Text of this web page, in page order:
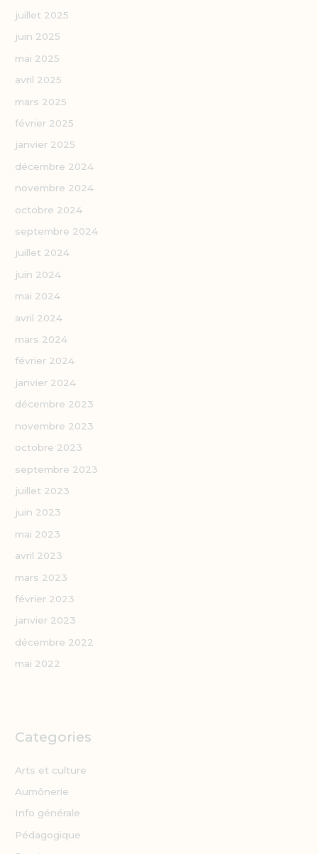
juillet 2025
juin 2025
mai 2025
avril 2025
mars 2025
février 2025
janvier 2025
décembre 2024
novembre 2024
octobre 2024
septembre 2024
juillet 2024
juin 2024
mai 2024
avril 2024
mars 2024
février 2024
janvier 2024
décembre 2023
novembre 2023
octobre 2023
septembre 2023
juillet 2023
juin 2023
mai 2023
avril 2023
mars 2023
février 2023
janvier 2023
décembre 2022
mai 2022
Categories
Arts et culture
Aumônerie
Info générale
Pédagogique